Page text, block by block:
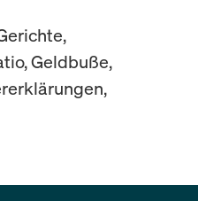
Geldbuße,